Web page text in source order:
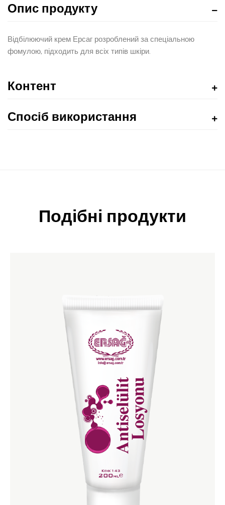
Опис продукту
Відбілюючий крем Ерсаг розроблений за спеціальною
фомулою, підходить для всіх типів шкіри.
Контент
Спосіб використання
Подібні продукти